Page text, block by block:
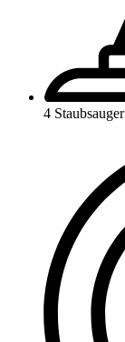
4 Staubsauger